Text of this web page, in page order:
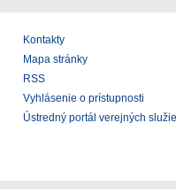
Kontakty
Mapa stránky
RSS
Vyhlásenie o prístupnosti
Ústredný portál verejných